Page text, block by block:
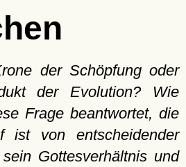
der Schöpfung oder
der Evolution? Wie
Frage beantwortet, die
ist von entscheidender
Gottesverhältnis und